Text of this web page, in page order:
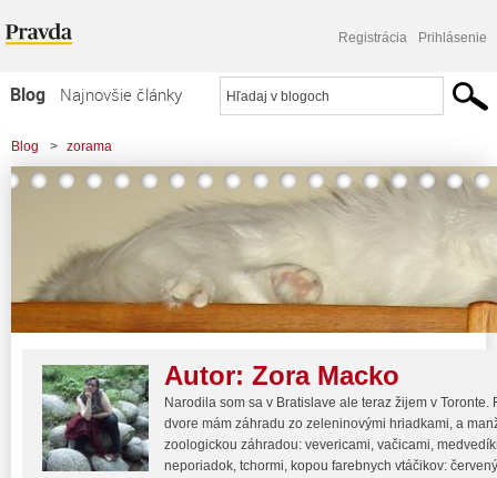
Registrácia Prihlásenie
Blog
Najnovšie články
Najčítanejšie články
Najkomentovanejšie články
Komerčné blogy
Blog > zorama
Autor: Zora Macko
Narodila som sa v Bratislave ale teraz žijem v
dvore mám záhradu zo zeleninovými hriadkami, a
zoologickou záhradou: vevericami, vačicami,
neporiadok, tchormi, kopou farebnych vtáčikov: